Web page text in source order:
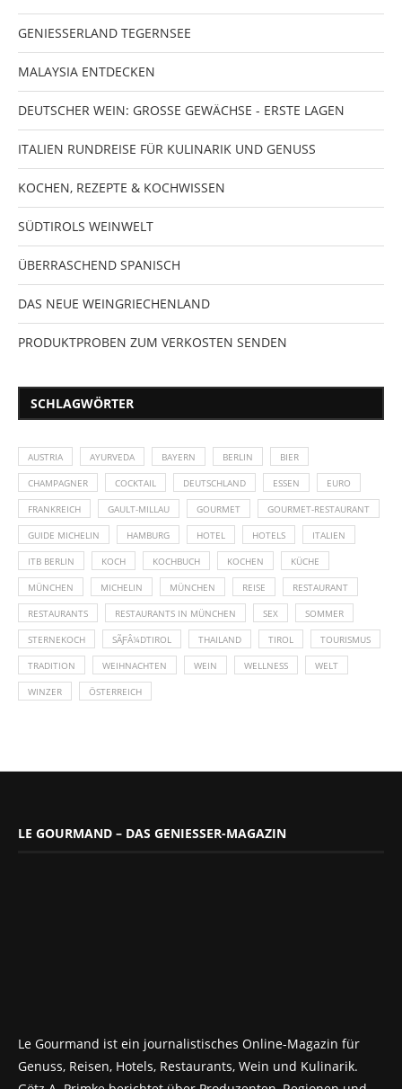
GENIESSERLAND TEGERNSEE
MALAYSIA ENTDECKEN
DEUTSCHER WEIN: GROSSE GEWÄCHSE - ERSTE LAGEN
ITALIEN RUNDREISE FÜR KULINARIK UND GENUSS
KOCHEN, REZEPTE & KOCHWISSEN
SÜDTIROLS WEINWELT
ÜBERRASCHEND SPANISCH
DAS NEUE WEINGRIECHENLAND
PRODUKTPROBEN ZUM VERKOSTEN SENDEN
SCHLAGWÖRTER
AUSTRIA AYURVEDA BAYERN BERLIN BIER
CHAMPAGNER COCKTAIL DEUTSCHLAND ESSEN EURO
FRANKREICH GAULT-MILLAU GOURMET GOURMET-RESTAURANT
GUIDE MICHELIN HAMBURG HOTEL HOTELS ITALIEN
ITB BERLIN KOCH KOCHBUCH KOCHEN KÜCHE
MÜNCHEN MICHELIN MÜNCHEN REISE RESTAURANT
RESTAURANTS RESTAURANTS IN MÜNCHEN SEX SOMMER
STERNEKOCH SÃƑÂ¼DTIROL THAILAND TIROL TOURISMUS
TRADITION WEIHNACHTEN WEIN WELLNESS WELT
WINZER ÖSTERREICH
LE GOURMAND – DAS GENIESSER-MAGAZIN
Le Gourmand ist ein journalistisches Online-Magazin für
Genuss, Reisen, Hotels, Restaurants, Wein und Kulinarik.